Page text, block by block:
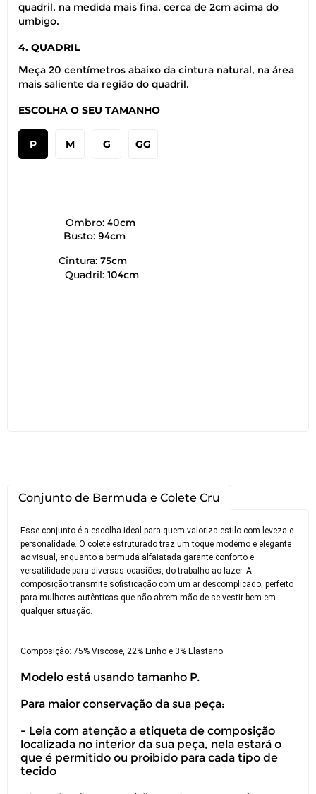
quadril, na medida mais fina, cerca de 2cm acima do
umbigo.
4. QUADRIL
Meça 20 centímetros abaixo da cintura natural, na área
mais saliente da região do quadril.
ESCOLHA O SEU TAMANHO
P M G GG
Ombro: 40cm
Busto: 94cm
Cintura: 75cm
Quadril: 104cm
Conjunto de Bermuda e Colete Cru
Esse conjunto é a escolha ideal para quem valoriza estilo com leveza e
personalidade. O colete estruturado traz um toque moderno e elegante
ao visual, enquanto a bermuda alfaiatada garante conforto e
versatilidade para diversas ocasiões, do trabalho ao lazer. A
composição transmite sofisticação com um ar descomplicado, perfeito
para mulheres autênticas que não abrem mão de se vestir bem em
qualquer situação.
Composição: 75% Viscose, 22% Linho e 3% Elastano.
Modelo está usando tamanho P.
Para maior conservação da sua peça:
- Leia com atenção a etiqueta de composição
localizada no interior da sua peça, nela estará o
que é permitido ou proibido para cada tipo de
tecido